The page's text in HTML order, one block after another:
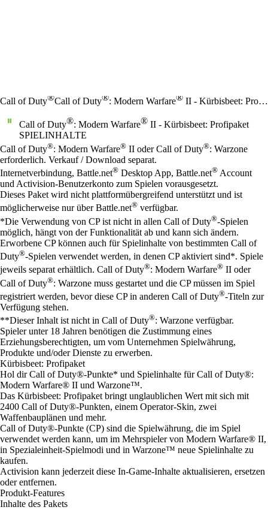
Call of Duty®Call of Duty®: Modern Warfare® II - Kürbisbeet: Profipaket
Call of Duty®: Modern Warfare® II - Kürbisbeet: Profipaket
SPIELINHALTE
Preis
Available actions
Call of Duty®: Modern Warfare® II oder Call of Duty®: Warzone
erforderlich. Verkauf / Download separat.
Internetverbindung, Battle.net® Desktop App, Battle.net® Account
und Activision-Benutzerkonto zum Spielen vorausgesetzt.
Dieses Paket wird nicht plattformübergreifend unterstützt und ist
möglicherweise nur über Battle.net® verfügbar.
*Die Verwendung von CP ist nicht in allen Call of Duty®-Spielen
möglich, hängt von der Funktionalität ab und kann sich ändern.
Erworbene CP können auch für Spielinhalte von bestimmten Call of
Duty®-Spielen verwendet werden, in denen CP aktiviert sind*. Spiele
jeweils separat erhältlich. Call of Duty®: Modern Warfare® II oder
Call of Duty®: Warzone muss gestartet und die CP müssen im Spiel
registriert werden, bevor diese CP in anderen Call of Duty®-Titeln zur
Verfügung stehen.
**Dieser Inhalt ist nicht in Call of Duty®: Warzone verfügbar.
Spieler unter 18 Jahren benötigen die Zustimmung eines
Erziehungsberechtigten, um vom Unternehmen Spielwährung,
Produkte und/oder Dienste zu erwerben.
Kürbisbeet: Profipaket
Hol dir Call of Duty®-Punkte* und Spielinhalte für Call of Duty®:
Modern Warfare® II und Warzone™.
Das Kürbisbeet: Profipaket bringt unglaublichen Wert mit sich mit
2400 Call of Duty®-Punkten, einem Operator-Skin, zwei
Waffenbauplänen und mehr.
Call of Duty®-Punkte (CP) sind die Spielwährung, die im Spiel
verwendet werden kann, um im Mehrspieler von Modern Warfare® II,
in Spezialeinheit-Spielmodi und in Warzone™ neue Spielinhalte zu
kaufen.
Activision kann jederzeit diese In-Game-Inhalte aktualisieren, ersetzen
oder entfernen.
Produkt-Features
Inhalte des Pakets